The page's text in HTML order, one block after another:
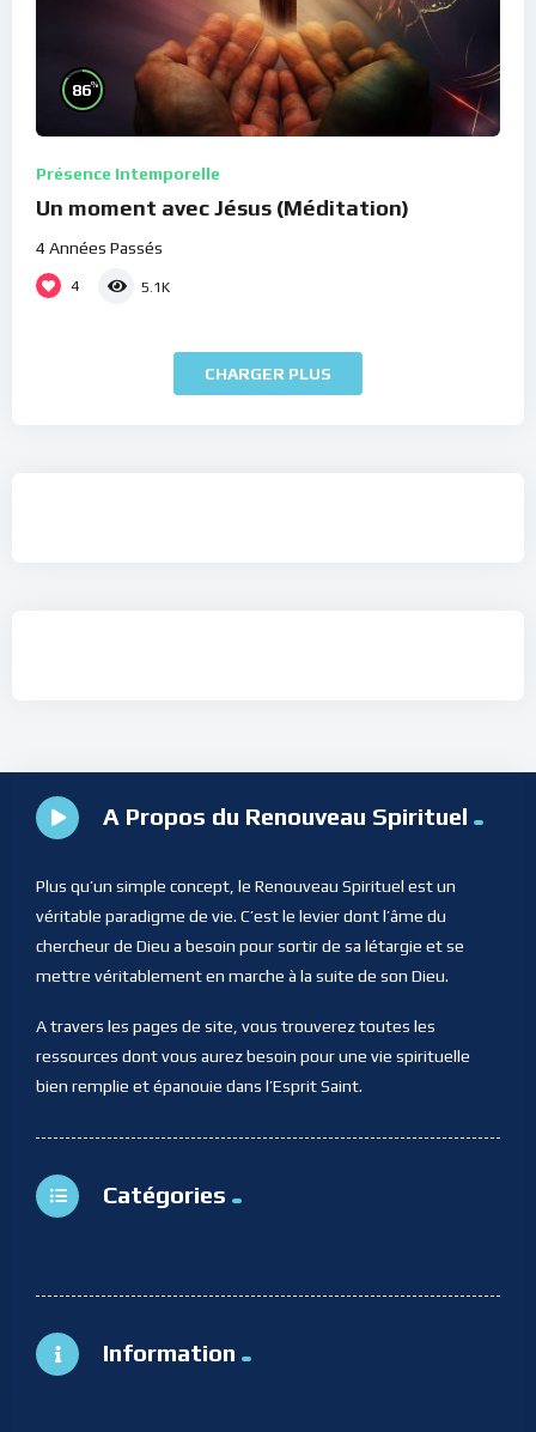
86%
Présence Intemporelle
Un moment avec Jésus (Méditation)
4 Années Passés
4 5.1K
CHARGER PLUS
A Propos du Renouveau Spirituel
Plus qu’un simple concept, le Renouveau Spirituel est un
véritable paradigme de vie. C’est le levier dont l’âme du
chercheur de Dieu a besoin pour sortir de sa létargie et se
mettre véritablement en marche à la suite de son Dieu.
A travers les pages de site, vous trouverez toutes les
ressources dont vous aurez besoin pour une vie spirituelle
bien remplie et épanouie dans l’Esprit Saint.
Catégories
Information